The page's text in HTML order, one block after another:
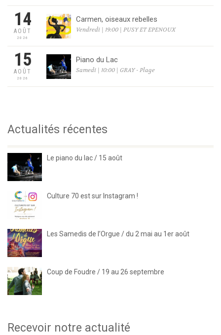
14
AOÛT
2026
Carmen, oiseaux rebelles
Vendredi | 19:00 | PUSY ET EPENOUX
15
AOÛT
2026
Piano du Lac
Samedi | 10:00 | GRAY - Plage
Actualités récentes
Le piano du lac / 15 août
Culture 70 est sur Instagram !
Les Samedis de l’Orgue / du 2 mai au 1er août
Coup de Foudre / 19 au 26 septembre
Recevoir notre actualité